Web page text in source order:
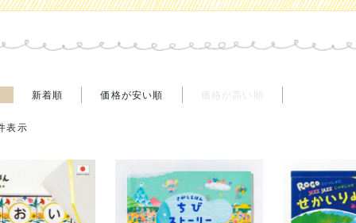
新着順 価格が安い順 価格が高い順
表示